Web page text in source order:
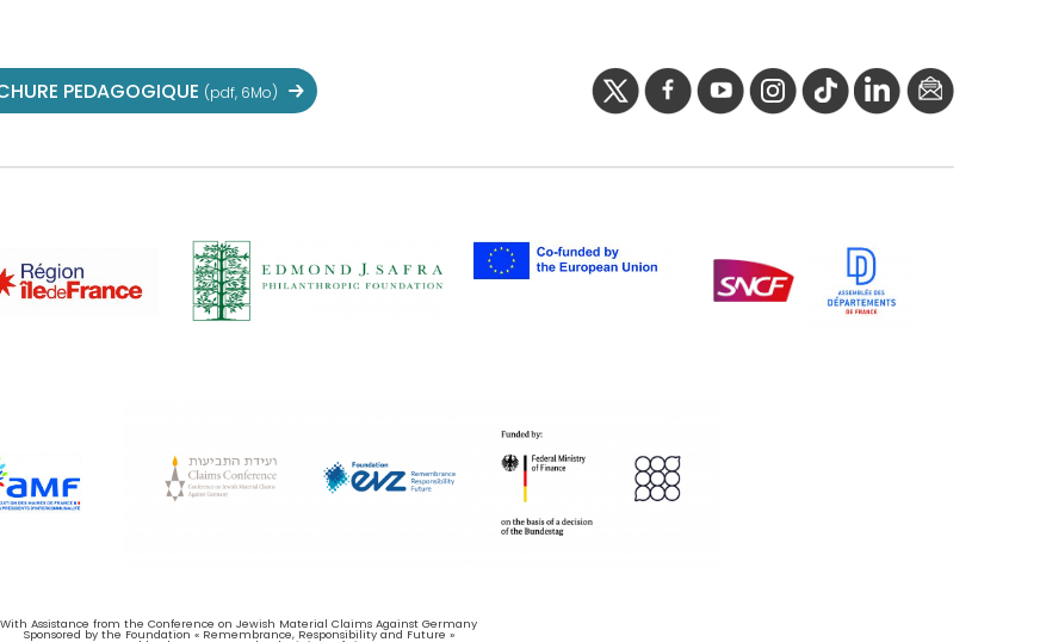
PEDAGOGIQUE (pdf, 6Mo)
With Assistance from the Conference on Jewish Material Claims Against Germany
Sponsored by the Foundation « Remembrance, Responsibility and Future »